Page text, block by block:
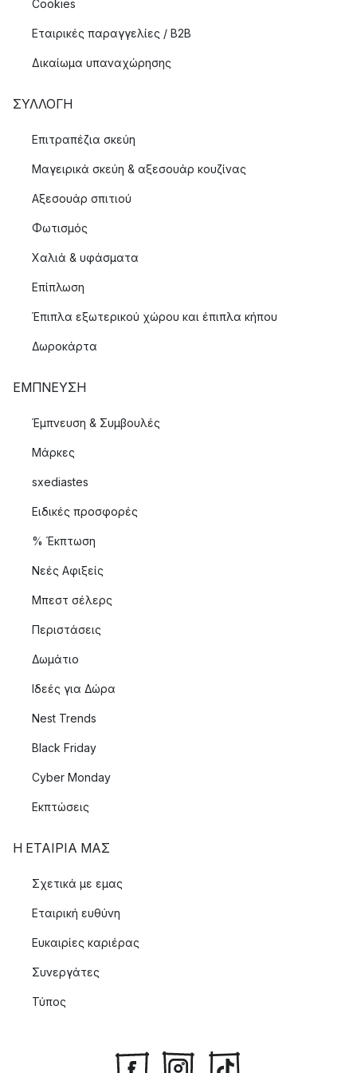
Cookies
Εταιρικές παραγγελίες / B2B
Δικαίωμα υπαναχώρησης
ΣΥΛΛΟΓΉ
Επιτραπέζια σκεύη
Μαγειρικά σκεύη & αξεσουάρ κουζίνας
Αξεσουάρ σπιτιού
Φωτισμός
Χαλιά & υφάσματα
Επίπλωση
Έπιπλα εξωτερικού χώρου και έπιπλα κήπου
Δωροκάρτα
ΈΜΠΝΕΥΣΗ
Έμπνευση & Συμβουλές
Μάρκες
sxediastes
Ειδικές προσφορές
% Έκπτωση
Νεές Αφιξείς
Μπεστ σέλερς
Περιστάσεις
Δωμάτιο
Ιδεές για Δώρα
Nest Trends
Black Friday
Cyber Monday
Εκπτώσεις
Η ΕΤΑΊΡΙΑ ΜΑΣ
Σχετικά με εμας
Εταιρική ευθύνη
Ευκαιρίες καριέρας
Συνεργάτες
Τύπος